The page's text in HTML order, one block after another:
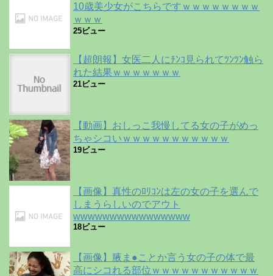
10歳美少女がこちらですｗｗｗｗｗｗｗｗ
ｗｗｗ
25ビュー
【超朗報】女医二人にﾁﾝｺ見られてﾂﾝﾂﾝ触ら
れた結果ｗｗｗｗｗｗｗ
21ビュー
【動画】おしっこ我慢してる女の子がめっ
ちゃシコいｗｗｗｗｗｗｗｗｗｗｗ
19ビュー
【画像】真性のﾛﾘｺﾝは左の女の子を選んで
しまうらしいのでアウト
wwwwwwwwwwwwwwww
18ビュー
【画像】腋ま●ことか言う女の子の体で最
高にシコれる部位ｗｗｗｗｗｗｗｗｗｗｗ